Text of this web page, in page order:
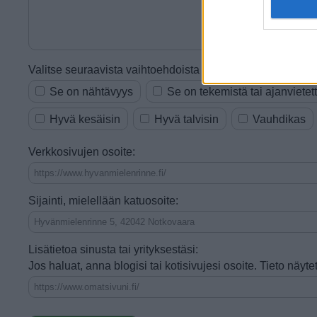
Valitse seuraavista vaihtoehdoista ne, jotka sopivat
Se on nähtävyys
Se on tekemistä tai
Hyvä kesäisin Hyvä talvisin Vauhdikas
Verkkosivujen osoite:
Sijainti, mielellään katuosoite:
Lisätietoa sinusta tai yrityksestäsi:
Jos haluat, anna blogisi tai kotisivujesi osoite. Tieto